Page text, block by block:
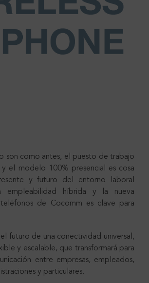
son como antes, el puesto de trabajo
el modelo 100% presencial es cosa
y futuro del entorno laboral
empleabilidad híbrida y la nueva
de Cocomm es clave para
futuro de una conectividad universal,
y escalable, que transformará para
entre empresas, empleados,
y particulares.